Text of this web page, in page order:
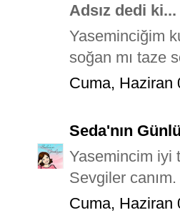
Adsız dedi ki...
Yaseminciğim
soğan mı taze
Cuma, Haziran
Seda'nın
Yasemincim iyi
Sevgiler canım.
Cuma, Haziran